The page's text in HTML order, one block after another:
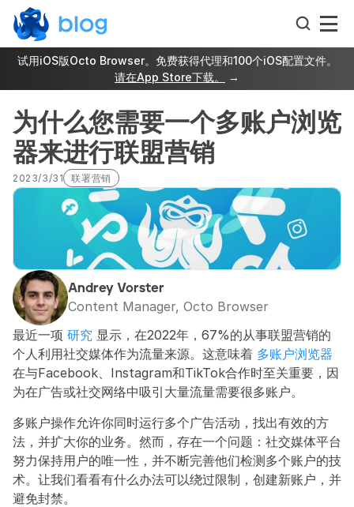
试用iOS版Octo Browser。免费获得代理和100个iOS配置文件。
请在App Store下载。
→
为什么您需要一个多账户浏览
器来进行联盟营销
2023/3/31 联署营销
Andrey Vorster
Content Manager, Octo Browser
最近一项 研究 显示，在2022年，67%的从事联盟营销的
个人利用社交媒体作为流量来源。这意味着 多账户浏览器
在与Facebook、Instagram和TikTok合作时至关重要，因
为在广告或社交网络中吸引大量流量需要很多账户。
多账户操作允许你同时运行多个广告活动，找出有效的方
法，并扩大你的业务。然而，存在一个问题：社交媒体平台
努力保持用户的唯一性，并不断完善他们检测多个账户的技
术。让我们看看有什么办法可以绕过限制，创建新账户，并
避免封禁。